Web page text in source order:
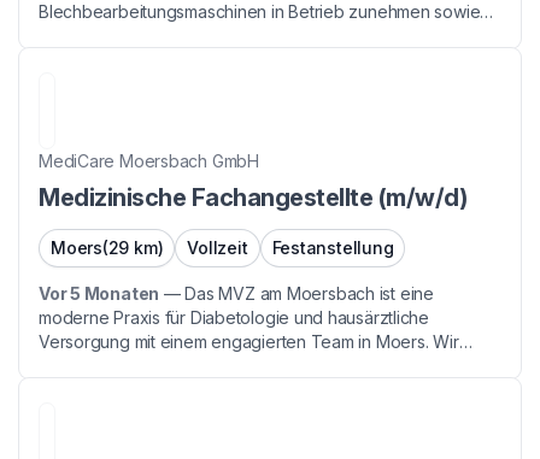
Blechbearbeitungsmaschinen in Betrieb zunehmen sowie
MediCare Moersbach GmbH
Medizinische Fachangestellte (m/w/d)
Moers(29 km) Vollzeit Festanstellung
Vor 5 Monaten —Das MVZ am Moersbach ist eine
moderne Praxis für Diabetologie und hausärztliche
Versorgung mit einem engagierten Team in Moers. Wir